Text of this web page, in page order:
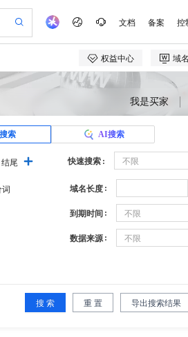
我是买家
索 AI搜索
结尾 快速搜索 不限
词 域名长度
到期时间 不限
数据来源 不限
搜 索 重 置 导出搜索结果